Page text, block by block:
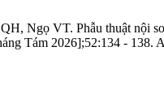
Ngọ VT. Phẫu thuật nội
Tám 2026];52:134 - 138.